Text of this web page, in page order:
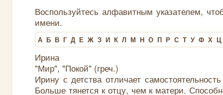
Воспользуйтесь алфавитным указателем,
имени.
А Б В Г Д Е Ж З И К Л М Н О П Р С Т У Ф Х Ц
Ирина
"Мир", "Покой" (греч.)
Ирину с детства отличает
Больше тянется к отцу, чем к матери.